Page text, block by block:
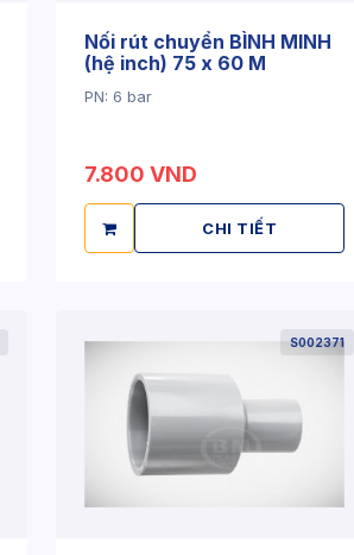
Nối rút chuyển BÌNH MINH
(hệ inch) 75 x 60 M
PN: 6 bar
7.800 VND
CHI TIẾT
S002371